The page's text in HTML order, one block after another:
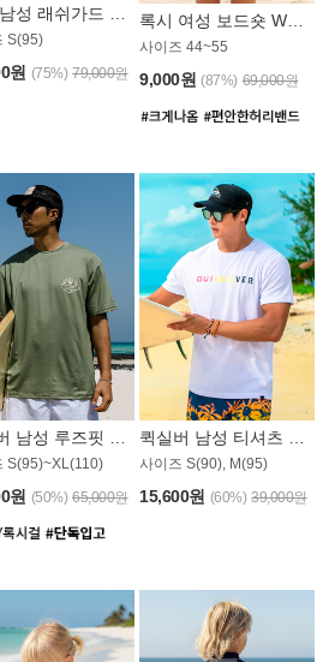
S(95)
원 (75%) 79,000원
사이즈 44~55
9,000원 (87%) 69,000원
S(95)~XL(110)
원 (50%) 65,000원
사이즈 S(90), M(95)
15,600원 (60%) 39,000원